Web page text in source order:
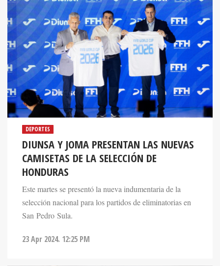
DEPORTES
DIUNSA Y JOMA PRESENTAN LAS NUEVAS
CAMISETAS DE LA SELECCIÓN DE
HONDURAS
Este martes se presentó la nueva indumentaria de la
selección nacional para los partidos de eliminatorias en
San Pedro Sula.
23 Apr 2024. 12:25 PM